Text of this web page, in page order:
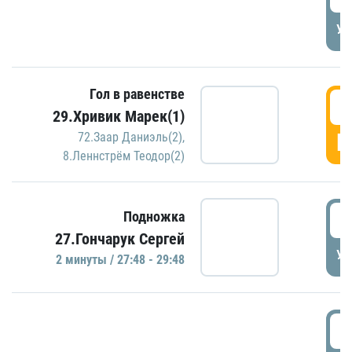
Гол в равенстве
29.Хривик Марек(1)
72.Заар Даниэль(2),
8.Леннстрём Теодор(2)
Подножка
27.Гончарук Сергей
2 минуты / 27:48 - 29:48